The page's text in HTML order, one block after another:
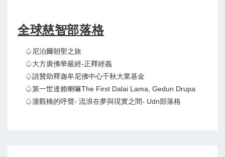
全球慈智部落格
♤尼泊爾朝聖之旅
♤大方廣佛華嚴經-正釋經義
♤請贊助釋迦牟尼佛中心千秋大業基金
♤第一世達賴喇嘛The First Dalai Lama, Gedun Drupa
♤瀧觀橋的呼聲- 流浪在夢與現實之間- Udn部落格